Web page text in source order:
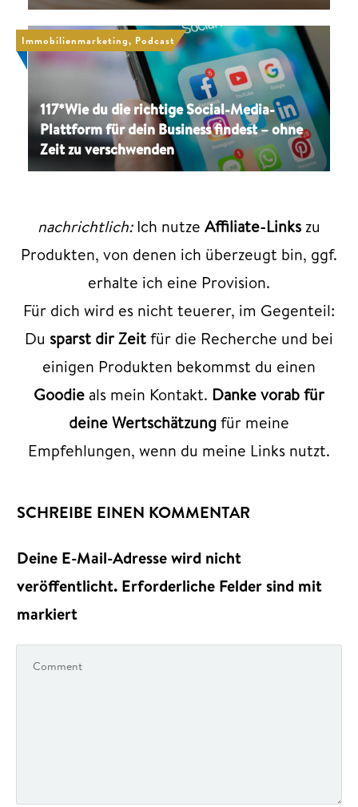
Immobilienmarketing, Podcast
117*Wie du die richtige Social-Media-
Plattform für dein Business findest – ohne
Zeit zu verschwenden
nachrichtlich:Ich nutze Affiliate-Linkszu
Produkten, von denen ich überzeugt bin, ggf.
erhalte ich eine Provision.
Für dich wird es nicht teuerer, im Gegenteil:
Du sparst dir Zeitfür die Recherche und bei
einigen Produkten bekommst du einen
Goodie als mein Kontakt. Danke vorab für
deine Wertschätzungfür meine
Empfehlungen, wenn du meine Links nutzt.
SCHREIBE EINEN KOMMENTAR
Deine E-Mail-Adresse wird nicht
veröffentlicht. Erforderliche Felder sind mit
markiert